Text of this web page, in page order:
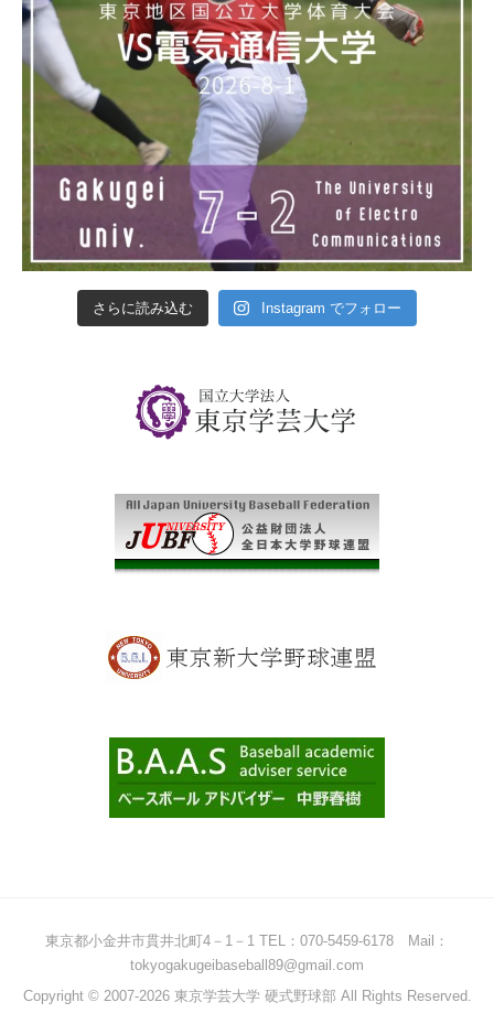
さらに読み込む Instagram でフォロー
東京都小金井市貫井北町4－1－1 TEL：070-5459-6178 Mail：
tokyogakugeibaseball89@gmail.com
Copyright © 2007-2026 東京学芸大学 硬式野球部 All Rights Reserved.